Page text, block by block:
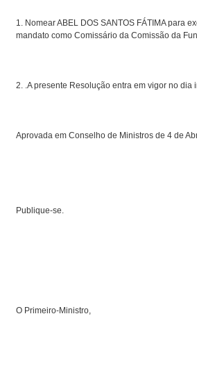
1. Nomear ABEL DOS SANTOS FÁTIMA para
mandato como Comissário da Comissão da
2. .A presente Resolução entra em vigor no
Aprovada em Conselho de Ministros de 4 de
Publique-se.
O Primeiro-Ministro,